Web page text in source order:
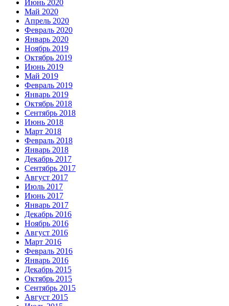
Июнь 2020
Май 2020
Апрель 2020
Февраль 2020
Январь 2020
Ноябрь 2019
Октябрь 2019
Июнь 2019
Май 2019
Февраль 2019
Январь 2019
Октябрь 2018
Сентябрь 2018
Июнь 2018
Март 2018
Февраль 2018
Январь 2018
Декабрь 2017
Сентябрь 2017
Август 2017
Июль 2017
Июнь 2017
Январь 2017
Декабрь 2016
Ноябрь 2016
Август 2016
Март 2016
Февраль 2016
Январь 2016
Декабрь 2015
Октябрь 2015
Сентябрь 2015
Август 2015